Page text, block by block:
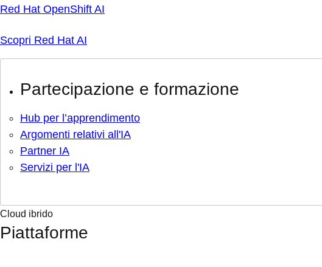
Red Hat OpenShift AI
Scopri Red Hat AI
Partecipazione e formazione
Hub per l’apprendimento
Argomenti relativi all'IA
Partner IA
Servizi per l'IA
Cloud ibrido
Piattaforme